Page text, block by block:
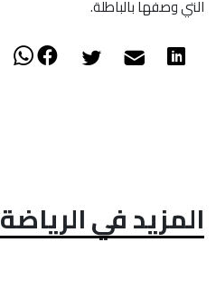
التي وصفها بالباطلة.
المزيد في الرياضة